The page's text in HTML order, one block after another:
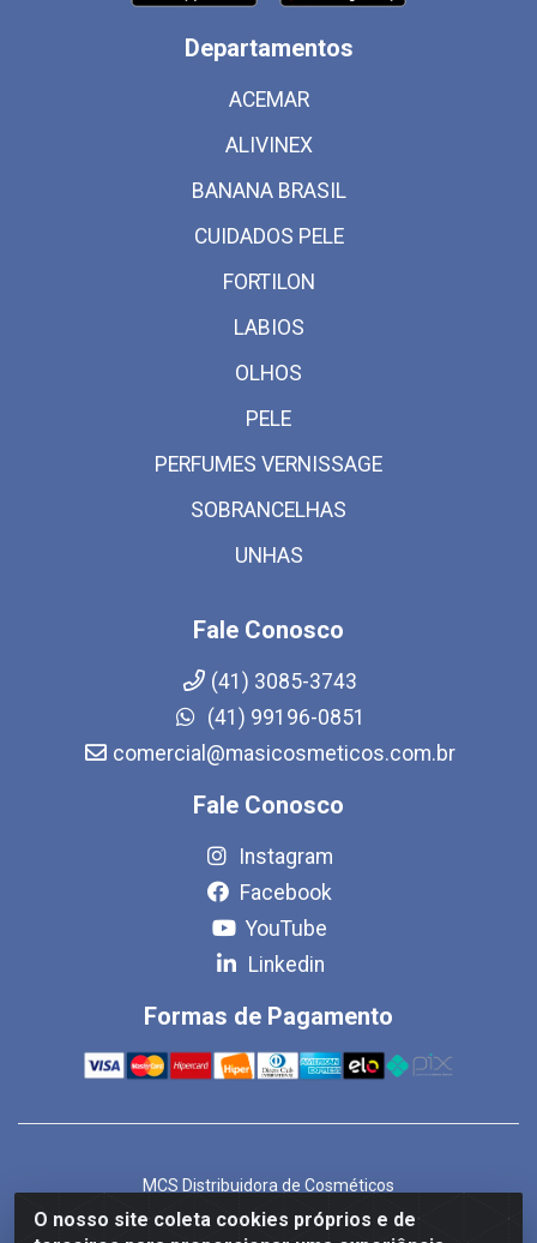
O nosso site coleta cookies próprios e de
Departamentos
ACEMAR
ALIVINEX
BANANA BRASIL
CUIDADOS PELE
FORTILON
LABIOS
OLHOS
PELE
PERFUMES VERNISSAGE
SOBRANCELHAS
UNHAS
Fale Conosco
(41) 3085-3743
(41) 99196-0851
comercial@masicosmeticos.com.br
Fale Conosco
Instagram
Facebook
YouTube
Linkedin
Formas de Pagamento
MCS Distribuidora de Cosméticos
Rua Bom Jesus de Iguape, 1409 - Hauer, Curitiba/PR - CEP
81.610-040